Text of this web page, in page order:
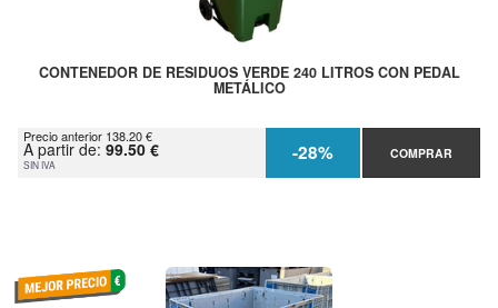
CONTENEDOR DE RESIDUOS VERDE 240 LITROS CON PEDAL
METÁLICO
Precio anterior 138.20 €
A partir de: 99.50 €
SIN IVA -28% COMPRAR